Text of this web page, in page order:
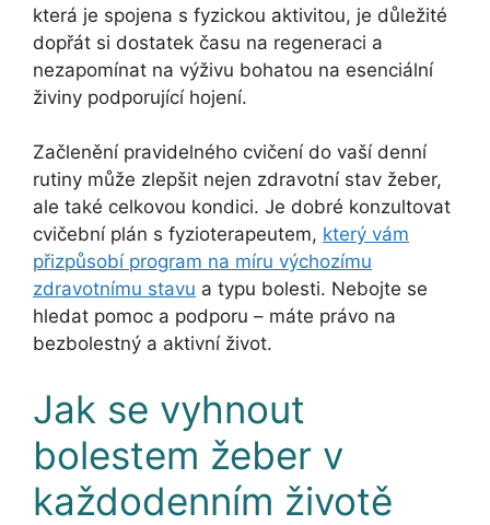
která je spojena s fyzickou aktivitou, je důležité
dopřát si dostatek času na regeneraci a
nezapomínat na výživu bohatou na esenciální
živiny podporující hojení.
Začlenění pravidelného cvičení do vaší denní
rutiny může zlepšit nejen zdravotní stav žeber,
ale také celkovou kondici. Je dobré konzultovat
cvičební plán s fyzioterapeutem, který vám
přizpůsobí program na míru výchozímu
zdravotnímu stavu a typu bolesti. Nebojte se
hledat pomoc a podporu – máte právo na
bezbolestný a aktivní život.
Jak se vyhnout
bolestem žeber v
každodenním životě